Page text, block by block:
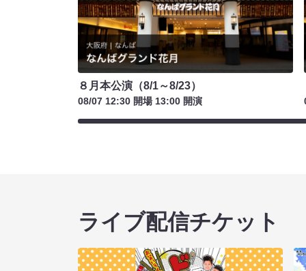
８月本公演（8/1～8/23）
08/07 12:30 開場 13:00 開演
ライブ配信チケット